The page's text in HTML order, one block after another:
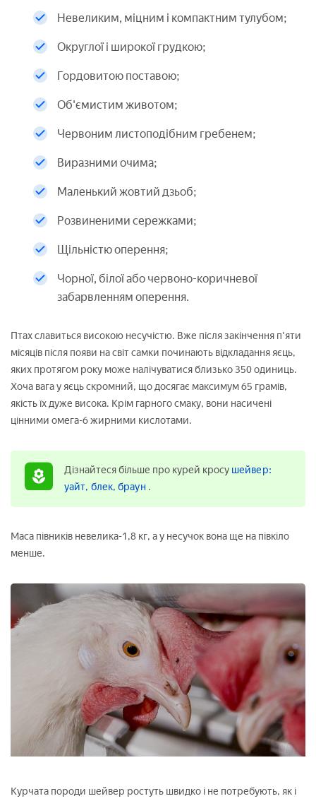
Невеликим, міцним і компактним тулубом;
Округлої і широкої грудкою;
Гордовитою поставою;
Об'ємистим животом;
Червоним листоподібним гребенем;
Виразними очима;
Маленький жовтий дзьоб;
Розвиненими сережками;
Щільністю оперення;
Чорної, білої або червоно-коричневої
забарвленням оперення.
Птах славиться високою несучістю. Вже після закінчення п'яти
місяців після появи на світ самки починають відкладання яєць,
яких протягом року може налічуватися близько 350 одиниць.
Хоча вага у яєць скромний, що досягає максимум 65 грамів,
якість їх дуже висока. Крім гарного смаку, вони насичені
цінними омега-6 жирними кислотами.
Дізнайтеся більше про курей кросу шейвер:
уайт, блек, браун .
Маса півників невелика-1,8 кг, а у несучок вона ще на півкіло
менше.
Курчата породи шейвер ростуть швидко і не потребують, як і